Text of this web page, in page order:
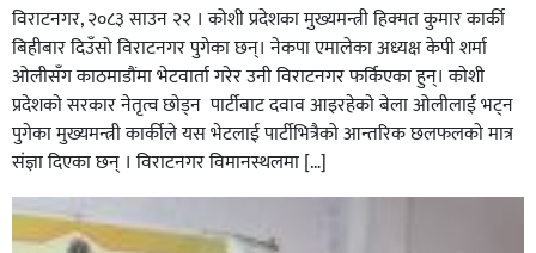
विराटनगर, २०८३ साउन २२ । कोशी प्रदेशका मुख्यमन्त्री हिक्मत कुमार कार्की
बिहीबार दिउँसो विराटनगर पुगेका छन्। नेकपा एमालेका अध्यक्ष केपी शर्मा
ओलीसँग काठमाडौंमा भेटवार्ता गरेर उनी विराटनगर फर्किएका हुन्। काेशी
प्रदेशकाे सरकार नेतृत्व छाेड्न पार्टीबाट दवाव आइरहेकाे बेला ओलीलाई भट्न
पुगेका मुख्यमन्त्री कार्कीले यस भेटलाई पार्टीभित्रैको आन्तरिक छलफलकाे मात्र
संज्ञा दिएका छन् । विराटनगर विमानस्थलमा […]